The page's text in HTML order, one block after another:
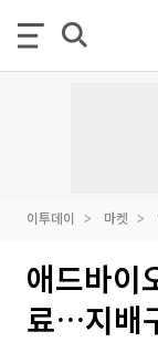
이투데이 마켓
애드바이
료…지배